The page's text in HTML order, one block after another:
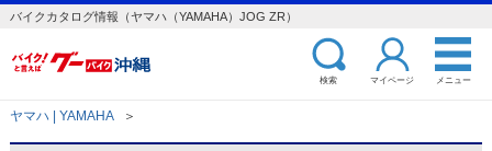
バイクカタログ情報（ヤマハ（YAMAHA）JOG ZR）
検索 マイページ メニュー
ヤマハ | YAMAHA ＞